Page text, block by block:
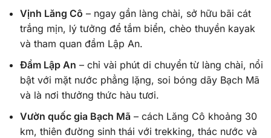
Vịnh Lăng Cô – ngay gần làng chài, sở hữu bãi cát
trắng mịn, lý tưởng để tắm biển, chèo thuyền kayak
và tham quan đầm Lập An.
Đầm Lập An – chỉ vài phút di chuyển từ làng chài, nổi
bật với mặt nước phẳng lặng, soi bóng dãy Bạch Mã
và là nơi thưởng thức hàu tươi.
Vườn quốc gia Bạch Mã– cách Lăng Cô khoảng 30
km, thiên đường sinh thái với trekking, thác nước và